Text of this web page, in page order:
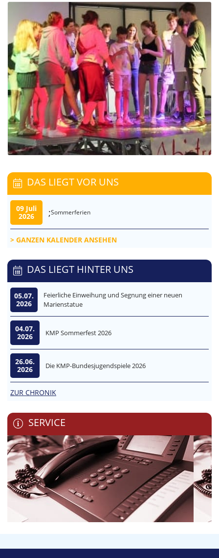
DAS LIEGT VOR UNS
09 Juli
2026
;Sommerferien
GANZEN KALENDER ANSEHEN
DAS LIEGT HINTER UNS
05.07.
2026
Feierliche Einweihung und Segnung einer neuen
Marienstatue
04.07.
2026
KMP Sommerfest 2026
26.06.
2026
Die KMP-Bundesjugendspiele 2026
ZUR CHRONIK
SERVICE